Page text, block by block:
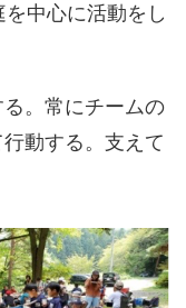
中心に活動をし
。常にチームの
動する。支えて